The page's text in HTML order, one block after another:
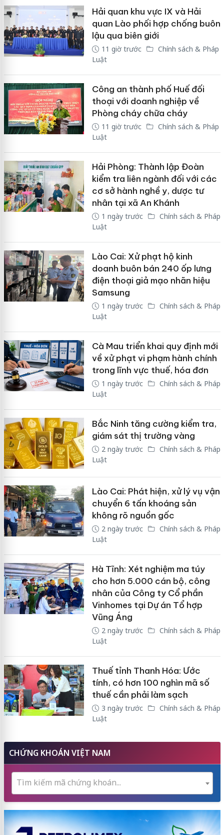
Hải quan khu vực IX và Hải
quan Lào phối hợp chống buôn
lậu qua biên giới
11 giờ trước
Chính sách & Pháp
Luật
Công an thành phố Huế đối
thoại với doanh nghiệp về
Phòng cháy chữa cháy
11 giờ trước
Chính sách & Pháp
Luật
Hải Phòng: Thành lập Đoàn
kiểm tra liên ngành đối với các
cơ sở hành nghề y, dược tư
nhân tại xã An Khánh
1 ngày trước
Chính sách & Pháp
Luật
Lào Cai: Xử phạt hộ kinh
doanh buôn bán 240 ốp lưng
điện thoại giả mạo nhãn hiệu
Samsung
1 ngày trước
Chính sách & Pháp
Luật
Cà Mau triển khai quy định mới
về xử phạt vi phạm hành chính
trong lĩnh vực thuế, hóa đơn
1 ngày trước
Chính sách & Pháp
Luật
Bắc Ninh tăng cường kiểm tra,
giám sát thị trường vàng
2 ngày trước
Chính sách & Pháp
Luật
Lào Cai: Phát hiện, xử lý vụ vận
chuyển 6 tấn khoáng sản
không rõ nguồn gốc
2 ngày trước
Chính sách & Pháp
Luật
Hà Tĩnh: Xét nghiệm ma túy
cho hơn 5.000 cán bộ, công
nhân của Công ty Cổ phần
Vinhomes tại Dự án Tổ hợp
Vũng Áng
2 ngày trước
Chính sách & Pháp
Luật
Thuế tỉnh Thanh Hóa: Ước
tính, có hơn 100 nghìn mã số
thuế cần phải làm sạch
3 ngày trước
Chính sách & Pháp
Luật
CHỨNG KHOÁN VIỆT NAM
Tìm kiếm mã chứng khoán...